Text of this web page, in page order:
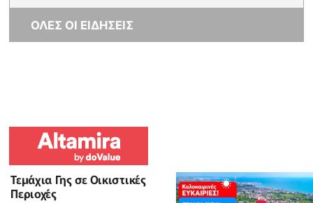
ΟΛΕΣ ΟΙ ΕΙΔΗΣΕΙΣ
Τεμάχια Γης σε Οικιστικές
Περιοχές